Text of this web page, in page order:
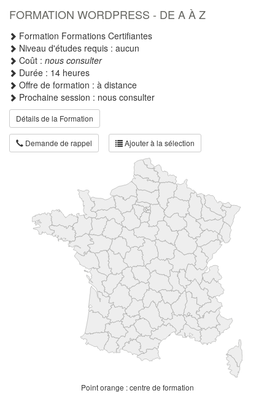
FORMATION WORDPRESS - DE A À Z
Formation Formations Certifiantes
Niveau d'études requis : aucun
Coût : nous consulter
Durée : 14 heures
Offre de formation : à distance
Prochaine session : nous consulter
Détails de la Formation
Demande de rappel Ajouter à la sélection
Point orange : centre de formation